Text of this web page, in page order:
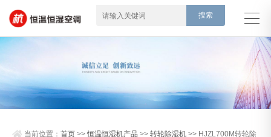
当前位置：首页 >>恒温恒湿机产品 >>转轮除湿机 >> HJZL700M转轮除